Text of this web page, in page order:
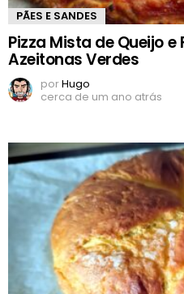
PÃES E SANDES
Pizza Mista de Queijo
Azeitonas Verdes
porHugo
cerca de um ano atrás